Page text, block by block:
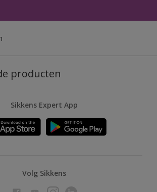
producten
Sikkens Expert App
Volg Sikkens